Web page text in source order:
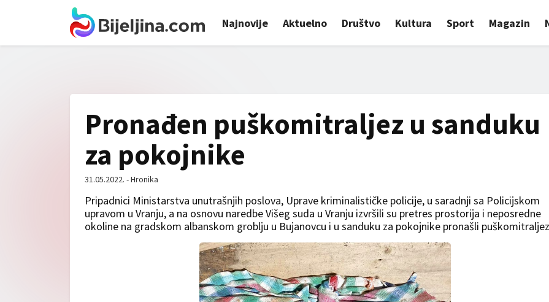
Najnovije Aktuelno Društvo Kultura Sport Magazin
Pronađen puškomitraljez u sanduku
za pokojnike
31.05.2022. - Hronika
Pripadnici Ministarstva unutrašnjih poslova, Uprave kriminalističke policije, u saradnji sa Policijskom
upravom u Vranju, a na osnovu naredbe Višeg suda u Vranju izvršili su pretres prostorija i neposredne
okoline na gradskom albanskom groblju u Bujanovcu i u sanduku za pokojnike pronašli